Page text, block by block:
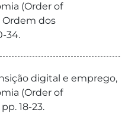
(Order of
Ordem dos
34.
digital e emprego,
(Order of
18-23.